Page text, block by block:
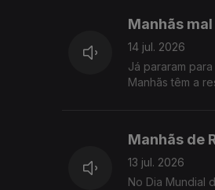
Manhãs
14 jul. 2026
Já pararam
Manhãs têm a
Manhãs de
13 jul. 2026
No Dia Mundial